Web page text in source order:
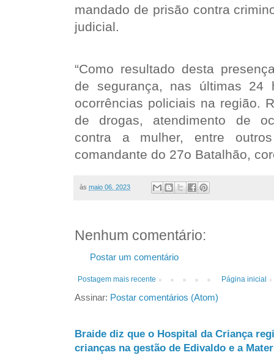
mandado de prisão contra
judicial.
“Como resultado desta
de segurança, nas últimas 24
ocorrências policiais na região.
de drogas, atendimento de
contra a mulher, entre
comandante do 27o Batalhão,
às maio 06, 2023
Nenhum comentário:
Postar um comentário
Postagem mais recente Página inicial
Assinar: Postar comentários (Atom)
Braide diz que o Hospital da Criança
crianças na gestão de Edivaldo e a